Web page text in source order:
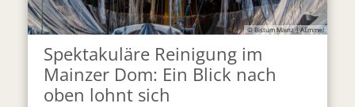
© Bistum Mainz | AEmmel
Spektakuläre Reinigung im
Mainzer Dom: Ein Blick nach
oben lohnt sich